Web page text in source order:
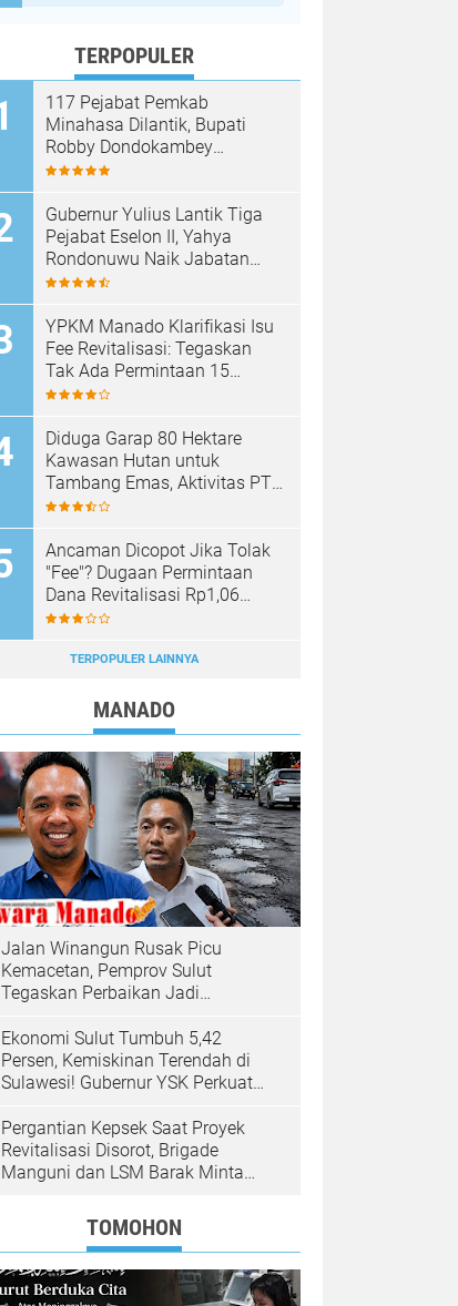
TERPOPULER
117 Pejabat Pemkab
Minahasa Dilantik, Bupati
Robby Dondokambey
Tekankan Integritas dan
Gubernur Yulius Lantik Tiga
Pejabat Eselon II, Yahya
Rondonuwu Naik Jabatan
Pimpin Dinas Pendidikan
YPKM Manado Klarifikasi Isu
Fee Revitalisasi: Tegaskan
Tak Ada Permintaan 15
Persen, Pergantian Kepsek
Diduga Garap 80 Hektare
Kawasan Hutan untuk
Tambang Emas, Aktivitas PT
Sinar Mobagu Group Diselidiki
Ancaman Dicopot Jika Tolak
"Fee"? Dugaan Permintaan
Dana Revitalisasi Rp1,06
Miliar di SMK YPKM Manado
Tipikor
TERPOPULER LAINNYA
MANADO
Jalan Winangun Rusak Picu
Kemacetan, Pemprov Sulut
Tegaskan Perbaikan Jadi
Ekonomi Sulut Tumbuh 5,42
Persen, Kemiskinan Terendah di
Sulawesi! Gubernur YSK Perkuat
Rakyat
Pergantian Kepsek Saat Proyek
Revitalisasi Disorot, Brigade
Manguni dan LSM Barak Minta
TOMOHON